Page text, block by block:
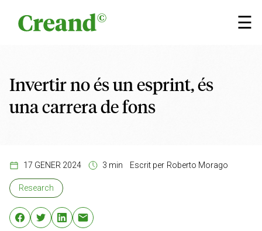
☰
×
Invertir no és un esprint, és
una carrera de fons
17 GENER 2024 3 min Escrit per Roberto Morago
Research